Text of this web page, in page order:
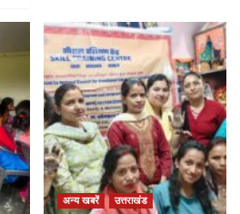
अन्य खबरें उत्तराखंड